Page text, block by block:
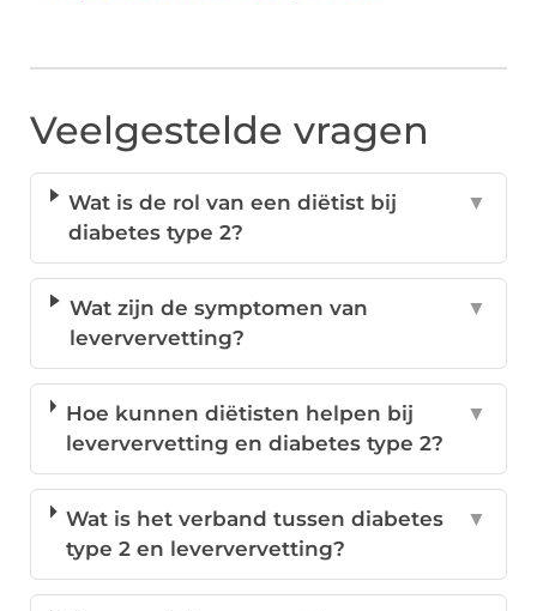
Veelgestelde vragen
Wat is de rol van een diëtist bij
diabetes type 2?
▼
Wat zijn de symptomen van
leververvetting?
▼
Hoe kunnen diëtisten helpen bij
leververvetting en diabetes type 2?
▼
Wat is het verband tussen diabetes
type 2 en leververvetting?
▼